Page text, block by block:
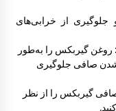
از خرابی‌های
روغن گیربکس را به‌طور
شدن صافی جلوگیری
گیربکس را از نظر